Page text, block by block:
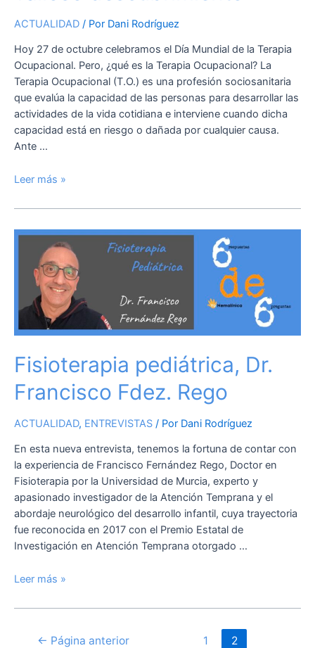
ACTUALIDAD / Por Dani Rodríguez
Hoy 27 de octubre celebramos el Día Mundial de la Terapia
Ocupacional. Pero, ¿qué es la Terapia Ocupacional? La
Terapia Ocupacional (T.O.) es una profesión sociosanitaria
que evalúa la capacidad de las personas para desarrollar las
actividades de la vida cotidiana e interviene cuando dicha
capacidad está en riesgo o dañada por cualquier causa.
Ante …
Leer más »
Fisioterapia pediátrica, Dr.
Francisco Fdez. Rego
ACTUALIDAD, ENTREVISTAS / Por Dani Rodríguez
En esta nueva entrevista, tenemos la fortuna de contar con
la experiencia de Francisco Fernández Rego, Doctor en
Fisioterapia por la Universidad de Murcia, experto y
apasionado investigador de la Atención Temprana y el
abordaje neurológico del desarrollo infantil, cuya trayectoria
fue reconocida en 2017 con el Premio Estatal de
Investigación en Atención Temprana otorgado …
Fisioterapia
pediátrica,
Francisco
Fdez.
Rego
Leer más »
← Página anterior 1 2